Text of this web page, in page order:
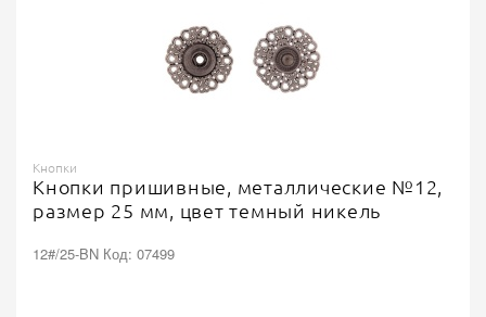
Кнопки
Кнопки пришивные, металлические №12,
размер 25 мм, цвет темный никель
12#/25-BN Код: 07499